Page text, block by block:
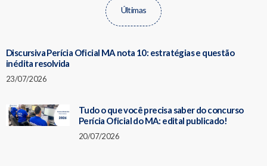
Últimas
Discursiva Perícia Oficial MA nota 10: estratégias e questão
inédita resolvida
23/07/2026
Tudo o que você precisa saber do concurso
Perícia Oficial do MA: edital publicado!
20/07/2026